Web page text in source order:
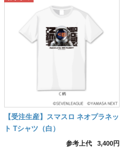
【受注生産】スマスロ ネオプラネッ
ト Tシャツ（白）
参考上代 3,400円